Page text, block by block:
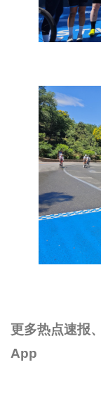
更多热点速报
App